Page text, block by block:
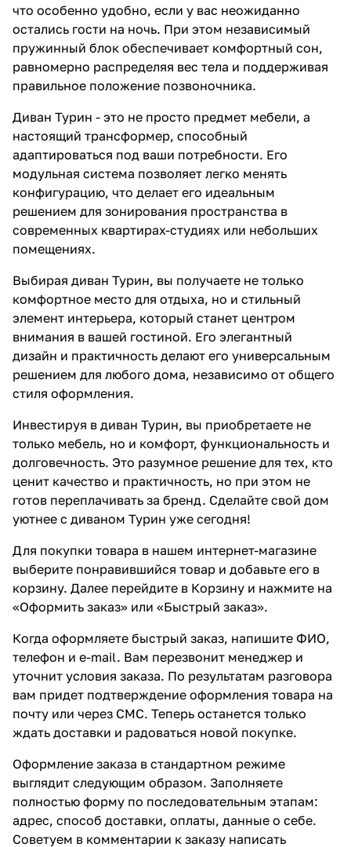
что особенно удобно, если у вас неожиданно
остались гости на ночь. При этом независимый
пружинный блок обеспечивает комфортный сон,
равномерно распределяя вес тела и поддерживая
правильное положение позвоночника.
Диван Турин - это не просто предмет мебели, а
настоящий трансформер, способный
адаптироваться под ваши потребности. Его
модульная система позволяет легко менять
конфигурацию, что делает его идеальным
решением для зонирования пространства в
современных квартирах-студиях или небольших
помещениях.
Выбирая диван Турин, вы получаете не только
комфортное место для отдыха, но и стильный
элемент интерьера, который станет центром
внимания в вашей гостиной. Его элегантный
дизайн и практичность делают его универсальным
решением для любого дома, независимо от общего
стиля оформления.
Инвестируя в диван Турин, вы приобретаете не
только мебель, но и комфорт, функциональность и
долговечность. Это разумное решение для тех, кто
ценит качество и практичность, но при этом не
готов переплачивать за бренд. Сделайте свой дом
уютнее с диваном Турин уже сегодня!
Для покупки товара в нашем интернет-магазине
выберите понравившийся товар и добавьте его в
корзину. Далее перейдите в Корзину и нажмите на
«Оформить заказ» или «Быстрый заказ».
Когда оформляете быстрый заказ, напишите ФИО,
телефон и e-mail. Вам перезвонит менеджер и
уточнит условия заказа. По результатам разговора
вам придет подтверждение оформления товара на
почту или через СМС. Теперь останется только
ждать доставки и радоваться новой покупке.
Оформление заказа в стандартном режиме
выглядит следующим образом. Заполняете
полностью форму по последовательным этапам:
адрес, способ доставки, оплаты, данные о себе.
Советуем в комментарии к заказу написать